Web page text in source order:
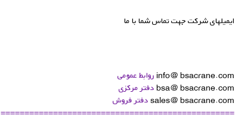
ایمیلهای شركت جهت تماس شما با ما
info@ bsacrane.com روابط عمومی
bsa@ bsacrane.com دفتر مرکزی
sales@ bsacrane.com دفتر فروش
=================================================